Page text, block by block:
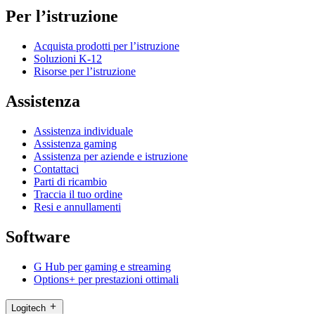
Per l’istruzione
Acquista prodotti per l’istruzione
Soluzioni K-12
Risorse per l’istruzione
Assistenza
Assistenza individuale
Assistenza gaming
Assistenza per aziende e istruzione
Contattaci
Parti di ricambio
Traccia il tuo ordine
Resi e annullamenti
Software
G Hub per gaming e streaming
Options+ per prestazioni ottimali
Logitech